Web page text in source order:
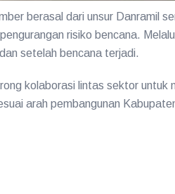
berasal dari unsur Danramil
risiko bencana.
setelah bencana terjadi.
kolaborasi lintas sektor
arah pembangunan